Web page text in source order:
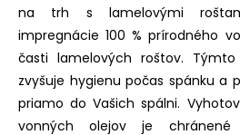
na trh s lamelovými
impregnácie 100 % prírodného
časti lamelových roštov.
zvyšuje hygienu počas spánku a
priamo do Vašich spálni.
vonných olejov je chránené